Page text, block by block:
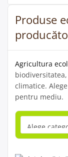
Produse
Agricultura
climatice.
pentru mediu.